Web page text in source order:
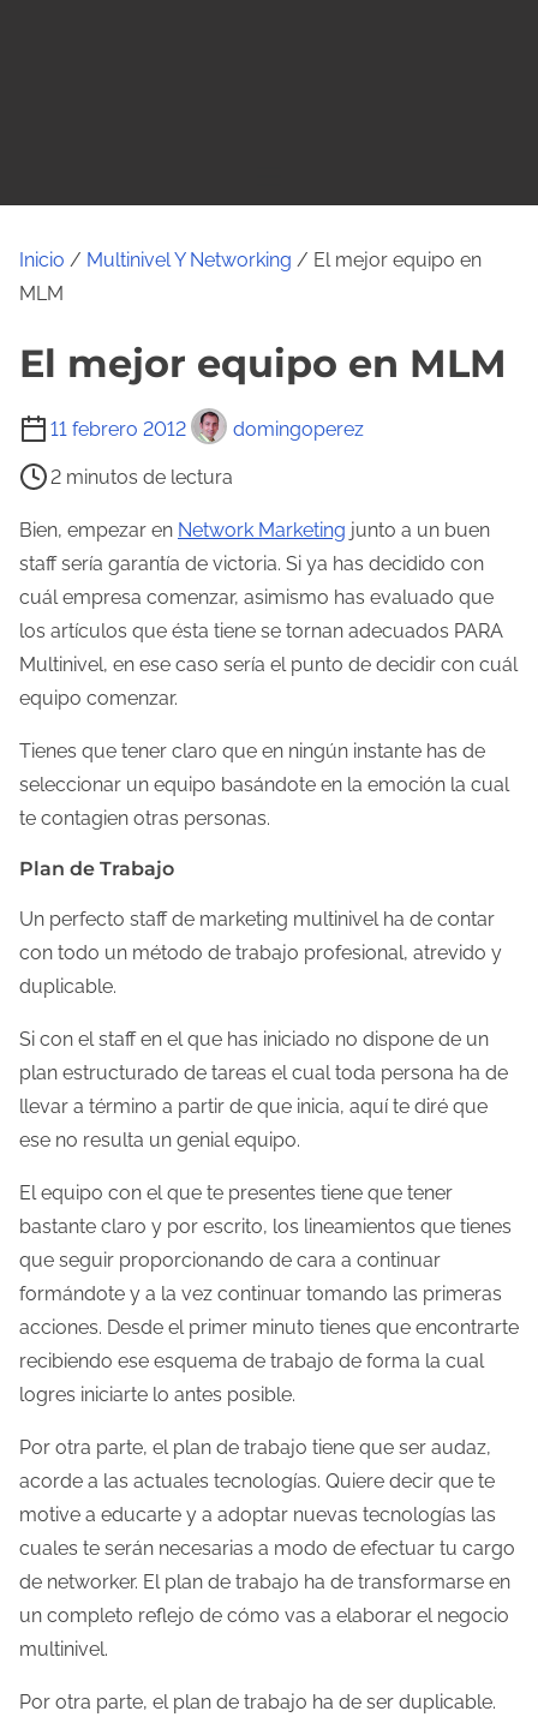
Inicio / Multinivel Y Networking / El mejor equipo en
MLM
El mejor equipo en MLM
11 febrero 2012 domingoperez
T
e
m
p
o
d
e
l
c
t
u
r
d
e
l
a
n
a
d
a
2 minutos de lectura
Bien, empezar en Network Marketing junto a un buen
staff sería garantía de victoria. Si ya has decidido con
cuál empresa comenzar, asimismo has evaluado que
los artículos que ésta tiene se tornan adecuados PARA
Multinivel, en ese caso sería el punto de decidir con cuál
equipo comenzar.
Tienes que tener claro que en ningún instante has de
seleccionar un equipo basándote en la emoción la cual
te contagien otras personas.
Plan de Trabajo
Un perfecto staff de marketing multinivel ha de contar
con todo un método de trabajo profesional, atrevido y
duplicable.
Si con el staff en el que has iniciado no dispone de un
plan estructurado de tareas el cual toda persona ha de
llevar a término a partir de que inicia, aquí te diré que
ese no resulta un genial equipo.
El equipo con el que te presentes tiene que tener
bastante claro y por escrito, los lineamientos que tienes
que seguir proporcionando de cara a continuar
formándote y a la vez continuar tomando las primeras
acciones. Desde el primer minuto tienes que encontrarte
recibiendo ese esquema de trabajo de forma la cual
logres iniciarte lo antes posible.
Por otra parte, el plan de trabajo tiene que ser audaz,
acorde a las actuales tecnologías. Quiere decir que te
motive a educarte y a adoptar nuevas tecnologías las
cuales te serán necesarias a modo de efectuar tu cargo
de networker. El plan de trabajo ha de transformarse en
un completo reflejo de cómo vas a elaborar el negocio
multinivel.
Por otra parte, el plan de trabajo ha de ser duplicable.